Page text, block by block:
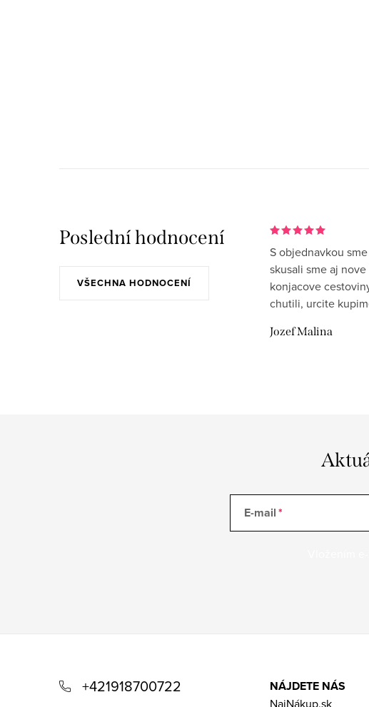
Poslední hodnocení
VŠECHNA HODNOCENÍ
S objednavkou
skusali sme aj
konjacove
chutili, urcite
Jozef Malina
E-mail
+421918700722
NÁJDETE NÁS
NajNákup.sk